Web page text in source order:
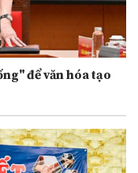
để văn hóa tạo